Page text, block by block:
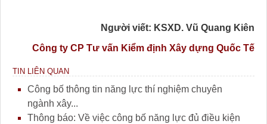
Người viết: KSXD. Vũ Quang Kiên
Công ty CP Tư vấn Kiểm định Xây dựng Quốc Tế
TIN LIÊN QUAN
Công bố thông tin năng lực thí nghiệm chuyên
ngành xây...
Thông báo: Về việc công bố năng lực đủ điều kiện